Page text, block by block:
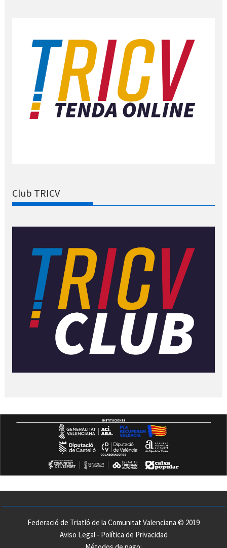
Club TRICV
Federació de Triatló de la Comunitat Valenciana © 2019
Aviso Legal- Política de Privacidad